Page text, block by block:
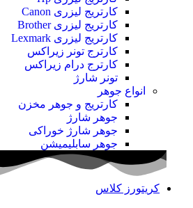
کارتریج لیزری Canon
کارتریج لیزری Brother
کارتریج لیزری Lexmark
کارترج تونر زیراکس
کارترج درام زیراکس
تونر شارژ
انواع جوهر
کارتریج و جوهر مخزن
جوهر شارژ
جوهر شارژ خوراکی
جوهر سابلیمیشن
کریتورز کلاس